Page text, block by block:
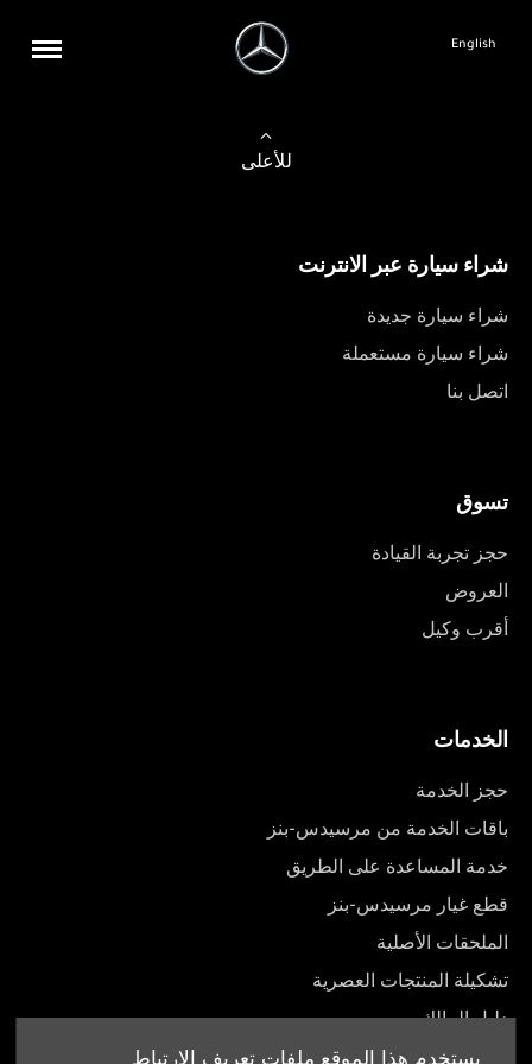
يستخدم هذا الموقع ملفات تعريف الارتباط
English
للأعلى
شراء سيارة عبر الانترنت
شراء سيارة جديدة
شراء سيارة مستعملة
اتصل بنا
تسوق
حجز تجربة القيادة
العروض
أقرب وكيل
الخدمات
حجز الخدمة
باقات الخدمة من مرسيدس-بنز
خدمة المساعدة على الطريق
قطع غيار مرسيدس-بنز
الملحقات الأصلية
تشكيلة المنتجات العصرية
دليل المالك